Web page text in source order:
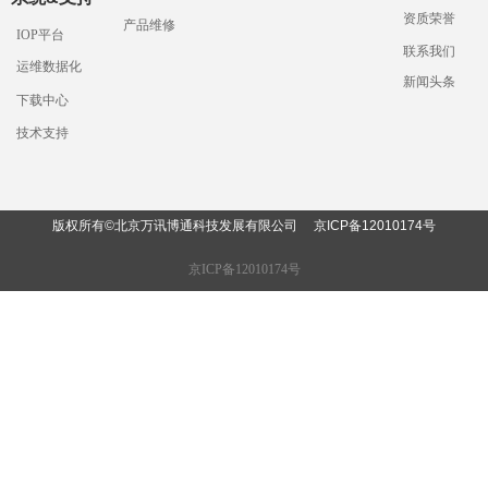
产品维修 资质荣誉
联系我们
新闻头条
下载中心
运维数据化
IOP平台
技术支持
版权所有©北京万讯博通科技发展有限公司 京ICP备12010174号
京ICP备12010174号